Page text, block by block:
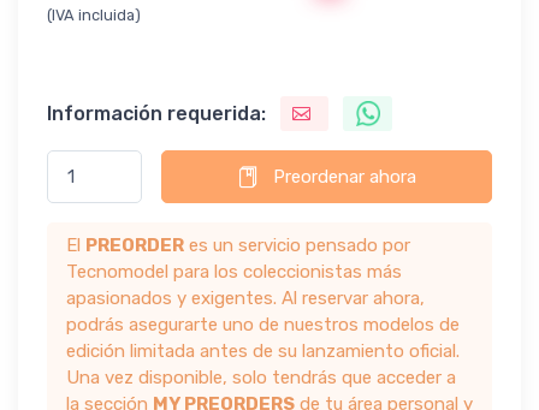
(IVA incluida)
Información requerida:
Preordenar ahora
El PREORDER es un servicio pensado por
Tecnomodel para los coleccionistas más
apasionados y exigentes. Al reservar ahora,
podrás asegurarte uno de nuestros modelos de
edición limitada antes de su lanzamiento oficial.
Una vez disponible, solo tendrás que acceder a
la sección MY PREORDERS de tu área personal y